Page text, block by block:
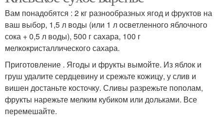
Вам понадобятся : 2 кг разнообразных ягод и фруктов на
ваш выбор, 1,5 л воды (или 1 л осветленного яблочного
сока + 0,5 л воды), 500 г сахара, 100 г
мелкокристаллического сахара.
Приготовление . Ягоды и фрукты вымойте. Из яблок и
груш удалите сердцевину и срежьте кожицу, у слив и
вишен достаньте косточку. Сливы разрежьте пополам,
фрукты нарежьте мелким кубиком или дольками. Все
перемешайте.